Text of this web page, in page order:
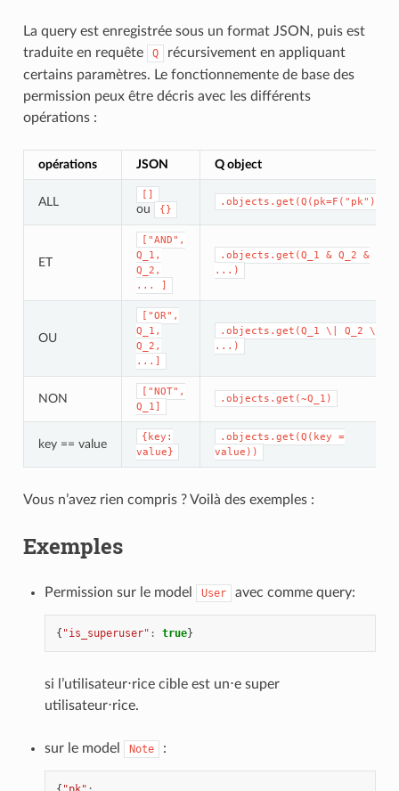
La query est enregistrée sous un format JSON, puis est
traduite en requête
Q
récursivement en appliquant
certains paramètres. Le fonctionnemente de base des
permission peux être décris avec les différents
opérations :
opérations JSON Q object
ALL
[]
ou {}
.objects.get(Q(pk=F("pk"))
ET
["AND",
Q_1,
Q_2,
...
]
.objects.get(Q_1 & Q_2
&
...)
OU
["OR",
Q_1,
Q_2,
...]
.objects.get(Q_1 \| Q_2
\|
...)
NON
["NOT",
Q_1]
.objects.get(~Q_1)
key == value
{key:
value}
.objects.get(Q(key
=
value))
Vous n’avez rien compris ? Voilà des exemples :
Exemples
Permission sur le model User avec comme query:
{ "is_superuser" : true}
si l’utilisateur⋅rice cible est un⋅e super
utilisateur⋅rice.
sur le model Note :